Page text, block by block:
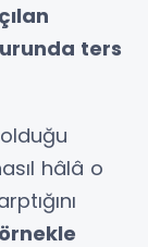
ters
hâlâ o